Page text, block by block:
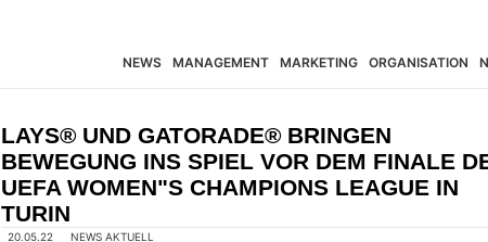
NEWS MANAGEMENT MARKETING ORGANISATION
LAYS® UND GATORADE® BRINGEN
BEWEGUNG INS SPIEL VOR DEM FINALE
UEFA WOMEN"S CHAMPIONS LEAGUE IN
TURIN
20.05.22 NEWS AKTUELL